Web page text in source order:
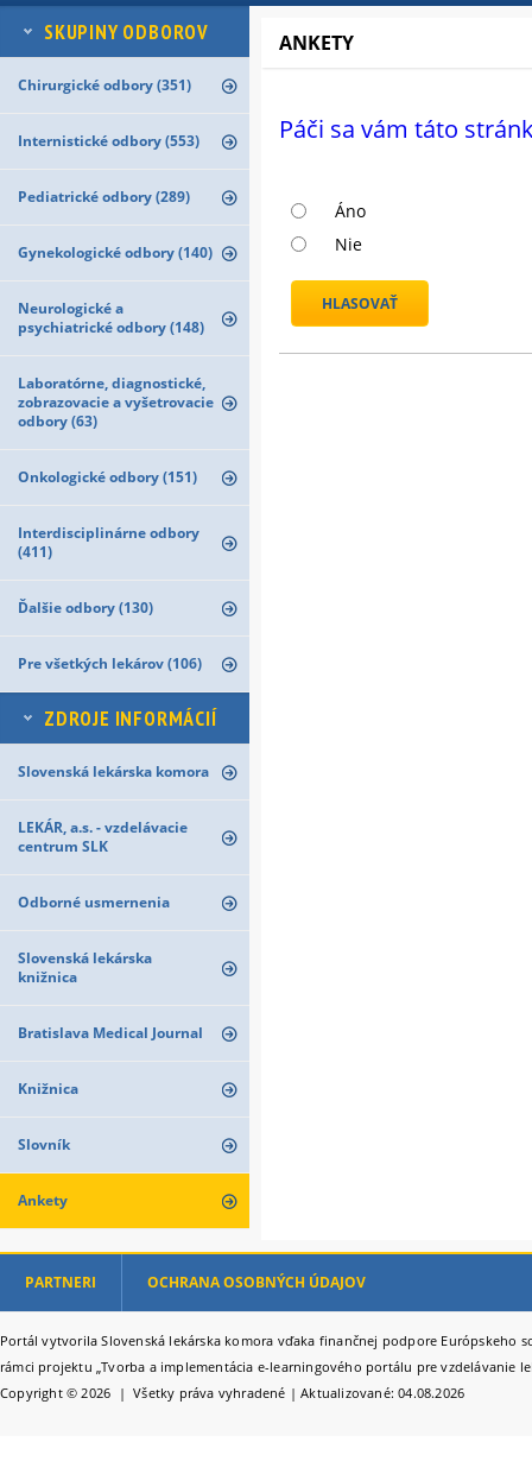
SKUPINY ODBOROV
Chirurgické odbory (351)
Internistické odbory (553)
Pediatrické odbory (289)
Gynekologické odbory (140)
Neurologické a
psychiatrické odbory (148)
Laboratórne, diagnostické,
zobrazovacie a vyšetrovacie
odbory (63)
Onkologické odbory (151)
Interdisciplinárne odbory
(411)
Ďalšie odbory (130)
Pre všetkých lekárov (106)
ZDROJE INFORMÁCIÍ
Slovenská lekárska komora
LEKÁR, a.s. - vzdelávacie
centrum SLK
Odborné usmernenia
Slovenská lekárska
knižnica
Bratislava Medical Journal
Knižnica
Slovník
Ankety
ANKETY
Páči sa vám táto
Odpovede
Áno
Nie
PARTNERI OCHRANA OSOBNÝCH ÚDAJOV
Portál vytvorila Slovenská lekárska komora vďaka finančnej podpore Európskeho
rámci projektu „Tvorba a implementácia e-learningového portálu pre vzdelávanie
Copyright © 2026 | Všetky práva vyhradené | Aktualizované: 04.08.2026